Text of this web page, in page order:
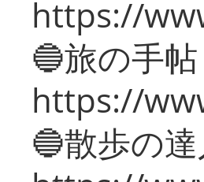
https://
🔵旅の手帖
https://
🔵散歩の達